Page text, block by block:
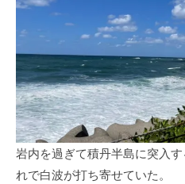
岩内を過ぎて積丹半島に突入
れで白波が打ち寄せていた。